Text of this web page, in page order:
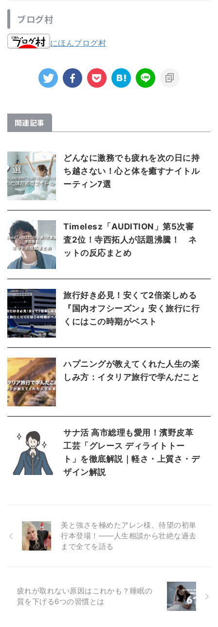
ブログ村
にほんブログ村
関連記事
どんなに激務でも疲れを次の日に持
ち越さない！心と体を癒すナイトル
ーティン7選
Timelesz「AUDITION」第5次審
査2位！寺西拓人が話題沸騰！ ネ
ットの反応まとめ
旅行好き必見！安くて2倍楽しめる
『国内オフシーズン』安く旅行に行
くにはこの時期がベスト
ハプニングが教えてくれた人生の楽
しみ方：イタリア旅行で学んだこと
サナ活 高市総理も愛用！濱野皮革
工芸「グレース ディライトトー
ト」を徹底解説｜軽さ・上質さ・デ
ザイン解説
美と強さを極めたアレン様、待望の初単
行本登場！――人生相談から壮絶な過去
まで全てを語る
疲れが取れない原因はこれかも？睡眠の
質を下げる6つの習慣とは